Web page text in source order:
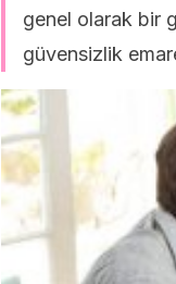
genel olarak bir
güvensizlik